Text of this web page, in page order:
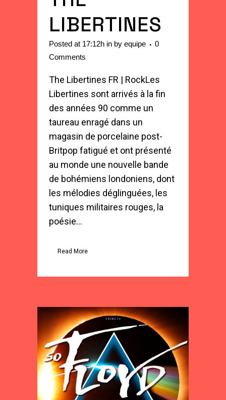
LIBERTINES
Posted at 17:12h in by equipe
0
Comments
The Libertines FR | RockLes
Libertines sont arrivés à la fin
des années 90 comme un
taureau enragé dans un
magasin de porcelaine post-
Britpop fatigué et ont présenté
au monde une nouvelle bande
de bohémiens londoniens, dont
les mélodies déglinguées, les
tuniques militaires rouges, la
poésie...
Read More